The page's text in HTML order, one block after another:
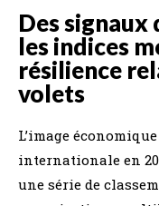
Des signaux
les indices
résilience
volets
L’image
internationale en
une série de